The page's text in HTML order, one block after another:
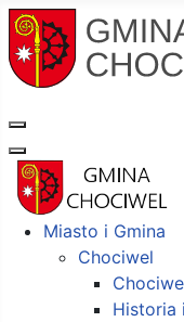
Miasto i Gmina
Chociwel
Historia